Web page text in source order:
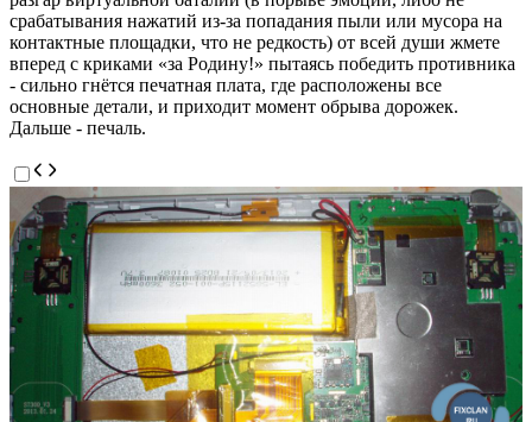
срабатывания нажатий из-за попадания пыли или мусора на
контактные площадки, что не редкость) от всей души жмете
вперед с криками «за Родину!» пытаясь победить противника
- сильно гнётся печатная плата, где расположены все
основные детали, и приходит момент обрыва дорожек.
Дальше - печаль.